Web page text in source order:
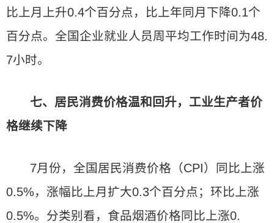
比上月上升0.4个百分点，比上年同月下降0.1个
百分点。全国企业就业人员周平均工作时间为48.
7小时。
七、居民消费价格温和回升，工业生产者价
格继续下降
7月份，全国居民消费价格（CPI）同比上涨
0.5%，涨幅比上月扩大0.3个百分点；环比上涨
0.5%。分类别看，食品烟酒价格同比上涨0.